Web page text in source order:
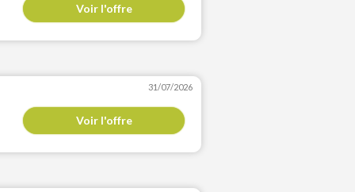
Voir l'offre
31/07/2026
Voir l'offre